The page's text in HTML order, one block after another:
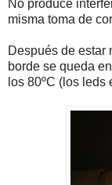
No produce
misma toma de
Después de estar
borde se queda
los 80ºC (los leds